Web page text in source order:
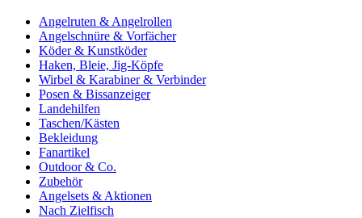
Angelruten & Angelrollen
Angelschnüre & Vorfächer
Köder & Kunstköder
Haken, Bleie, Jig-Köpfe
Wirbel & Karabiner & Verbinder
Posen & Bissanzeiger
Landehilfen
Taschen/Kästen
Bekleidung
Fanartikel
Outdoor & Co.
Zubehör
Angelsets & Aktionen
Nach Zielfisch